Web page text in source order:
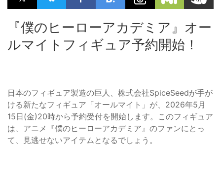
『僕のヒーローアカデミア』オー
ルマイトフィギュア予約開始！
日本のフィギュア製造の巨人、株式会社SpiceSeedが手が
ける新たなフィギュア「オールマイト」が、2026年5月
15日(金)20時から予約受付を開始します。このフィギュア
は、アニメ『僕のヒーローアカデミア』のファンにとっ
て、見逃せないアイテムとなるでしょう。